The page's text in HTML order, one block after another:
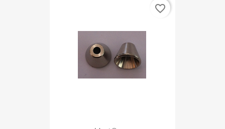
favorite_border